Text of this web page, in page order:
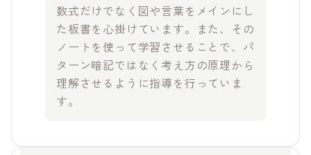
数式だけでなく図や言葉をメインにし
た板書を心掛けています。また、その
ノートを使って学習させることで、パ
ターン暗記ではなく考え方の原理から
理解させるように指導を行っていま
す。